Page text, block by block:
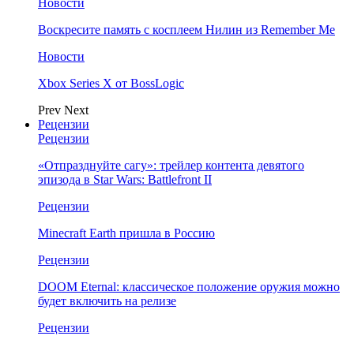
Новости
Воскресите память с косплеем Нилин из Remember Me
Новости
Xbox Series X от BossLogic
Prev Next
Рецензии
Рецензии
«Отпразднуйте сагу»: трейлер контента девятого
эпизода в Star Wars: Battlefront II
Рецензии
Minecraft Earth пришла в Россию
Рецензии
DOOM Eternal: классическое положение оружия можно
будет включить на релизе
Рецензии